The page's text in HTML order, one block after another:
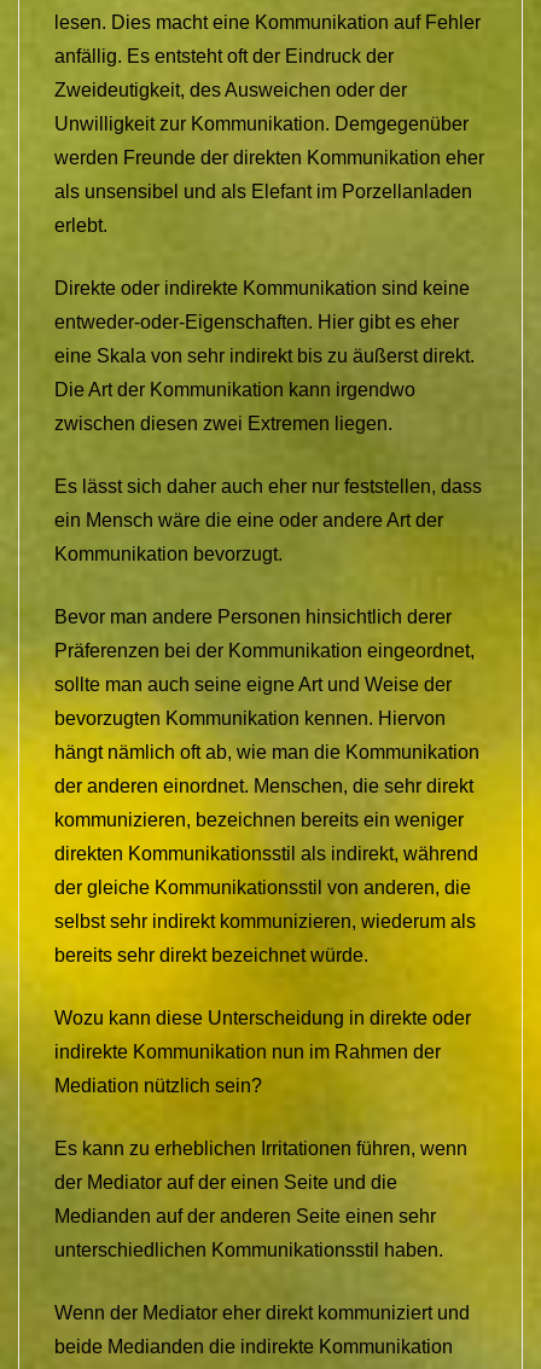
lesen. Dies macht eine Kommunikation auf Fehler
anfällig. Es entsteht oft der Eindruck der
Zweideutigkeit, des Ausweichen oder der
Unwilligkeit zur Kommunikation. Demgegenüber
werden Freunde der direkten Kommunikation eher
als unsensibel und als Elefant im Porzellanladen
erlebt.
Direkte oder indirekte Kommunikation sind keine
entweder-oder-Eigenschaften. Hier gibt es eher
eine Skala von sehr indirekt bis zu äußerst direkt.
Die Art der Kommunikation kann irgendwo
zwischen diesen zwei Extremen liegen.
Es lässt sich daher auch eher nur feststellen, dass
ein Mensch wäre die eine oder andere Art der
Kommunikation bevorzugt.
Bevor man andere Personen hinsichtlich derer
Präferenzen bei der Kommunikation eingeordnet,
sollte man auch seine eigne Art und Weise der
bevorzugten Kommunikation kennen. Hiervon
hängt nämlich oft ab, wie man die Kommunikation
der anderen einordnet. Menschen, die sehr direkt
kommunizieren, bezeichnen bereits ein weniger
direkten Kommunikationsstil als indirekt, während
der gleiche Kommunikationsstil von anderen, die
selbst sehr indirekt kommunizieren, wiederum als
bereits sehr direkt bezeichnet würde.
Wozu kann diese Unterscheidung in direkte oder
indirekte Kommunikation nun im Rahmen der
Mediation nützlich sein?
Es kann zu erheblichen Irritationen führen, wenn
der Mediator auf der einen Seite und die
Medianden auf der anderen Seite einen sehr
unterschiedlichen Kommunikationsstil haben.
Wenn der Mediator eher direkt kommuniziert und
beide Medianden die indirekte Kommunikation